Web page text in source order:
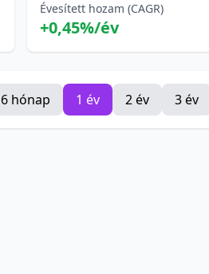
Évesített hozam (CAGR)
+0,45%/év
6 hónap 1 év 2 év 3 év